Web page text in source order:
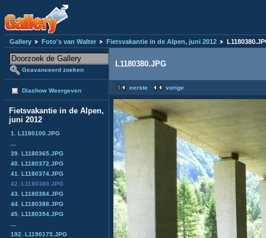
Gallery Foto's van Walter Fietsvakantie in de Alpen, juni 2012
Geavanceerd zoeken
Diashow Weergeven
Fietsvakantie in de Alpen,
juni 2012
1. L1180100.JPG
39. L1180365.JPG
40. L1180372.JPG
41. L1180374.JPG
42. L1180380.JPG
43. L1180384.JPG
44. L1180388.JPG
45. L1180394.JPG
192. L1190175.JPG
L1180380.JPG
eerste vorige